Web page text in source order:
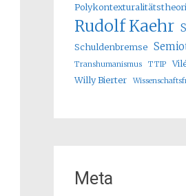
Rudolf Kaehr
Schuldenbremse
Transhumanismus
TTIP
Willy Bierter
Meta